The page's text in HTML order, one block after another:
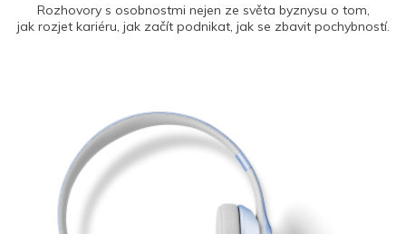
Rozhovory s osobnostmi nejen ze světa byznysu o tom,
jak rozjet kariéru, jak začít podnikat, jak se zbavit pochybností.